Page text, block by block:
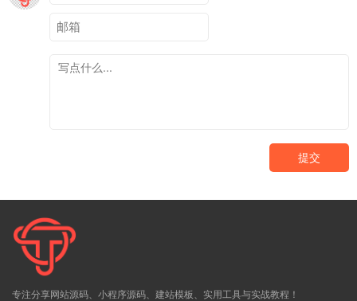
提交
专注分享网站源码、小程序源码、建站模板、实用工具与实战教程！